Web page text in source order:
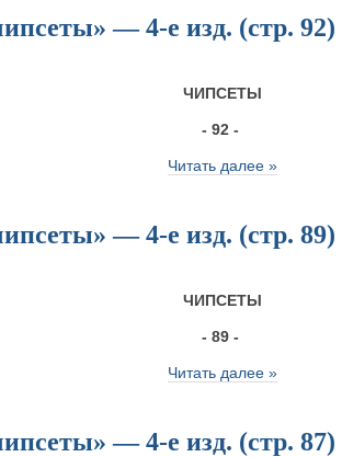
— 4-е изд. (стр. 92)
ЧИПСЕТЫ
- 92 -
Читать далее »
— 4-е изд. (стр. 89)
ЧИПСЕТЫ
- 89 -
Читать далее »
— 4-е изд. (стр. 87)